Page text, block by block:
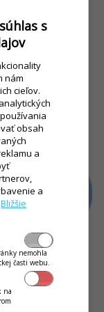
jste nakonec
nehrozí.
si bez
chuť.
budou mít
stolu mohou
.
s
nám
cieľov.
obsah
a
a
Bližšie
nemohla
časti webu.
na